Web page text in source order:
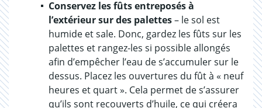
Conservez les fûts entreposés à
l’extérieur sur des palettes– le sol est
humide et sale. Donc, gardez les fûts sur les
palettes et rangez-les si possible allongés
afin d’empêcher l’eau de s’accumuler sur le
dessus. Placez les ouvertures du fût à « neuf
heures et quart ». Cela permet de s’assurer
qu’ils sont recouverts d’huile, ce qui créera